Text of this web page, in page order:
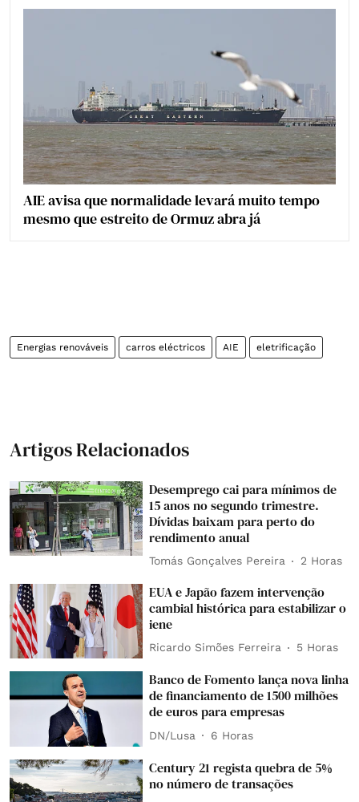
AIE avisa que normalidade levará muito tempo
mesmo que estreito de Ormuz abra já
Energias renováveis carros eléctricos AIE eletrificação
Artigos Relacionados
Desemprego cai para mínimos de
15 anos no segundo trimestre.
Dívidas baixam para perto do
rendimento anual
Tomás Gonçalves Pereira 2 Horas
EUA e Japão fazem intervenção
cambial histórica para estabilizar o
iene
Ricardo Simões Ferreira 5 Horas
Banco de Fomento lança nova linha
de financiamento de 1500 milhões
de euros para empresas
DN/Lusa 6 Horas
Century 21 regista quebra de 5%
no número de transações